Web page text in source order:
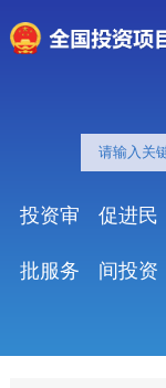
投资审
批服务
促进民
间投资